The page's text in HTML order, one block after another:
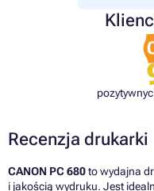
Recenzja drukarki
CANON PC 680to wydajna
i jakością wydruku. Jest